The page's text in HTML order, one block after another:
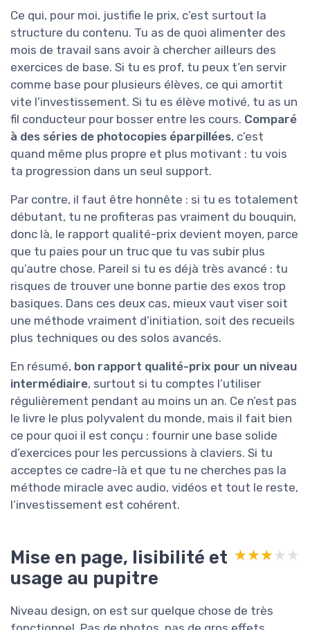
Ce qui, pour moi, justifie le prix, c’est surtout la
structure du contenu. Tu as de quoi alimenter des
mois de travail sans avoir à chercher ailleurs des
exercices de base. Si tu es prof, tu peux t’en servir
comme base pour plusieurs élèves, ce qui amortit
vite l’investissement. Si tu es élève motivé, tu as un
fil conducteur pour bosser entre les cours. Comparé
à des séries de photocopies éparpillées, c’est
quand même plus propre et plus motivant : tu vois
ta progression dans un seul support.
Par contre, il faut être honnête : si tu es totalement
débutant, tu ne profiteras pas vraiment du bouquin,
donc là, le rapport qualité-prix devient moyen, parce
que tu paies pour un truc que tu vas subir plus
qu’autre chose. Pareil si tu es déjà très avancé : tu
risques de trouver une bonne partie des exos trop
basiques. Dans ces deux cas, mieux vaut viser soit
une méthode vraiment d’initiation, soit des recueils
plus techniques ou des solos avancés.
En résumé, bon rapport qualité-prix pour un niveau
intermédiaire, surtout si tu comptes l’utiliser
régulièrement pendant au moins un an. Ce n’est pas
le livre le plus polyvalent du monde, mais il fait bien
ce pour quoi il est conçu : fournir une base solide
d’exercices pour les percussions à claviers. Si tu
acceptes ce cadre-là et que tu ne cherches pas la
méthode miracle avec audio, vidéos et tout le reste,
l’investissement est cohérent.
Mise en page, lisibilité et
usage au pupitre
★★★★★
★★★★★
Niveau design, on est sur quelque chose de très